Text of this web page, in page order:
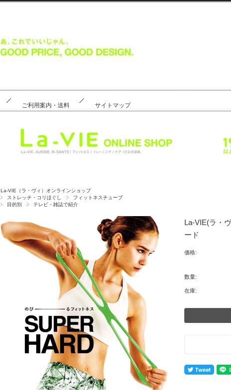
ご利用案内・送料 サイトマップ
La-VIE（ラ・ヴィ）オンラインショップ
ストレッチ・コリほぐし
フィットネスチューブ
目的別
テレビ・雑誌で紹介
La-VIE(ラ・
ード
価格:
数量:
在庫: